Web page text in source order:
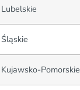
Lubelskie
Śląskie
Kujawsko-Pomorskie